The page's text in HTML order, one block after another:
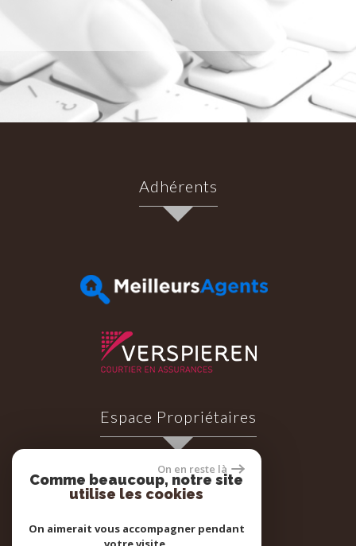
Adhérents
Espace Propriétaires
Espace propriétaires
On en reste là
Comme beaucoup, notre site
utilise les cookies
On aimerait vous accompagner pendant